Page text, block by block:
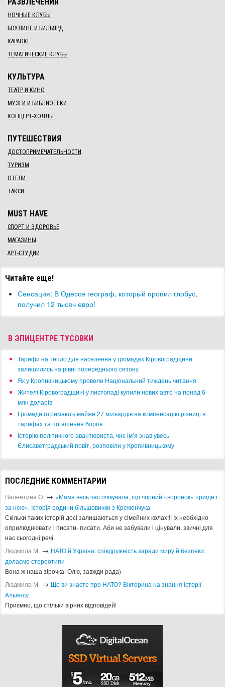
НОЧНЫЕ КЛУБЫ
БОУЛИНГ И БИЛЬЯРД
КАРАОКЕ
ТЕМАТИЧЕСКИЕ КЛУБЫ
КУЛЬТУРА
ТЕАТР И КИНО
МУЗЕИ И БИБЛИОТЕКИ
КОНЦЕРТ-ХОЛЛЫ
ПУТЕШЕСТВИЯ
ДОСТОПРИМЕЧАТЕЛЬНОСТИ
ТУРИЗМ
ОТЕЛИ
ТАКСИ
MUST HAVE
СПОРТ И ЗДОРОВЬЕ
МАГАЗИНЫ
АРТ-СТУДИИ
Читайте еще!
Сенсация: В Одессе географ, который пропил глобус,
получил 12 тысяч евро!
В ЭПИЦЕНТРЕ ТУСОВКИ
​Тарифи на тепло для населення у громадах Кіровоградщини
залишились на рівні попереднього сезону
​Як у Кропивницькому провели Національний тиждень читання
​Жителі Кіровоградщині у листопаді купили нових авто на понад 6
млн доларів
​Громади отримають майже 27 мільярдів на компенсацію різниці в
тарифах та погашення боргів
Історію політичного авантюриста, чиє ім’я знав увесь
Єлисаветградський повіт, розповіли у Кропивницькому
ПОСЛЕДНИЕ КОММЕНТАРИИ
Валентина О. → «Мама весь час очікувала, що чорний «воронок» приїде і
за нею». Історія родини більшовички з Кременчука
Скільки таких історій досі залишаються у сімейних колах!!! Іх необхідно
оприлюднювати і писати- писати. Аби не забували і цінували, звичні для
нас сьогодні речі.
Людмила М. → ​НАТО й Україна: співдружність заради миру й безпеки:
долаємо стереотипи
Вона ж наша зірочка! Олю, завжди рада)
Людмила М. → Що ви знаєте про НАТО? Вікторина на знання історії
Альянсу ​
Приємно, що стільки вірних відповідей!